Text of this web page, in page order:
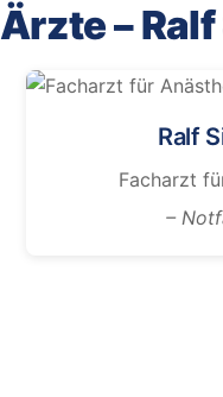
Ärzte –
Ralf
Facharzt
–